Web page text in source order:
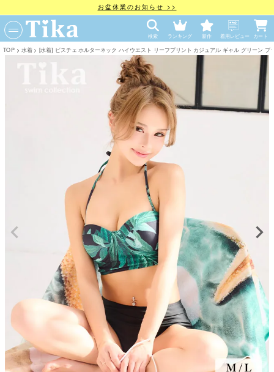
お盆休業のお知らせ >>
検索 ランキング 新作 着用レビュー カート
TOP 水着 [水着] ビスチェ ホルターネック ハイウエスト リーフプリント カジュアル ギャル グリーン